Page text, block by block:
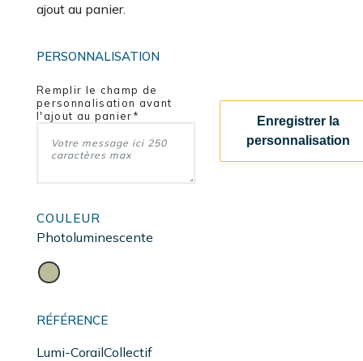
ajout au panier.
PERSONNALISATION
Remplir le champ de
personnalisation avant
l'ajout au panier*
Enregistrer la
personnalisation
COULEUR
Photoluminescente
RÉFÉRENCE
Lumi-CorailCollectif